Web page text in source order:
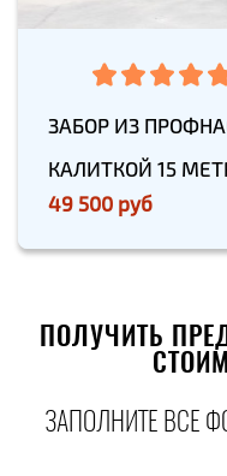
ЗАБОР ИЗ
КАЛИТКОЙ 15
49 500 руб
ПОЛУЧИТЬ
ЗАПОЛНИТЕ ВСЕ